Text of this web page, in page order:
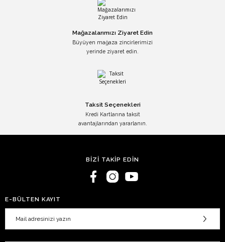
Mağazalarımızı Ziyaret Edin
Büyüyen mağaza zincirlerimizi
yerinde ziyaret edin.
Taksit Seçenekleri
Kredi Kartlarına taksit
avantajlarından yararlanın.
BİZİ TAKİP EDİN
E-BÜLTEN KAYIT